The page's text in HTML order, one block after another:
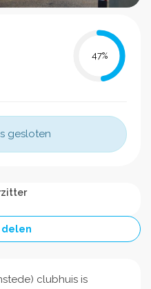
47%
gesloten
delen
clubhuis is